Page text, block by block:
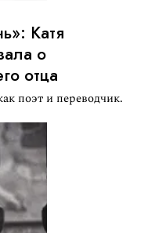
Катя
о
отца
поэт и переводчик.